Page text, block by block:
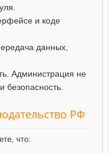
и коде
данных,
Администрация не
безопасность.
РФ
что: